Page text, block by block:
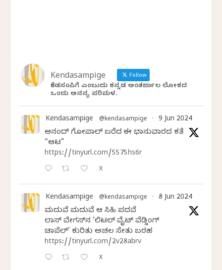
Kendasampige Follow
ಕೆಂಡಸಂಪಿಗೆ ಎಂಬುದು ಕನ್ನಡ ಅಂತರ್ಜಾಲ ಲೋಕದ
ಒಂದು ಅನನ್ಯ ಪರಿಮಳ.
Kendasampige @kendasampige · 9 Jun 2024
ಆನಂದ್‌ ಗೋಪಾಲ್‌ ಬರೆದ ಈ ಭಾನುವಾರದ ಕತೆ
“ಆಟ”
https://tinyurl.com/5575hs6r
X
Kendasampige @kendasampige · 8 Jun 2024
ಮದುವೆ ಮದುವೆ ಆ ಸಿಹಿ ಪದವೆ
ಲಾಸ್‌ ವೇಗಸ್‌ನ ‘ಲಿಟಲ್ ವೈಟ್ ವೆಡ್ಡಿಂಗ್
ಚಾಪೆಲ್’ ಕುರಿತು ಅಚಲ ಸೇತು ಬರಹ
https://tinyurl.com/2v28abrv
X